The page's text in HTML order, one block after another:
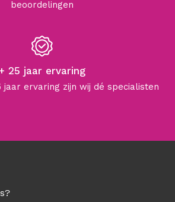
beoordelingen
25 jaar ervaring
jaar ervaring zijn wij dé specialisten